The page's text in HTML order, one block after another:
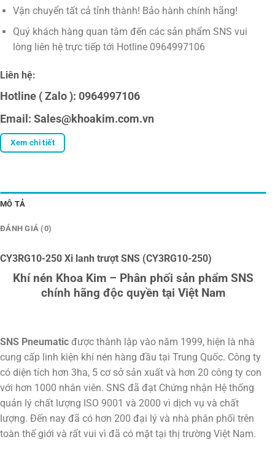
Vận chuyển tất cả tỉnh thành! Bảo hành chính hãng!
Quý khách hàng quan tâm đến các sản phẩm SNS vui
lòng liên hệ trực tiếp tới Hotline 0964997106
Liên hệ:
Hotline ( Zalo ): 0964997106
Email: Sales@khoakim.com.vn
Xem chi tiết
MÔ TẢ
ĐÁNH GIÁ (0)
CY3RG10-250 Xi lanh trượt SNS (CY3RG10-250)
Khí nén Khoa Kim – Phân phối sản phẩm SNS
chính hãng độc quyền tại Việt Nam
SNS Pneumatic được thành lập vào năm 1999, hiện là nhà
cung cấp linh kiện khí nén hàng đầu tại Trung Quốc. Công ty
có diện tích hơn 3ha, 5 cơ sở sản xuất và hơn 20 công ty con
với hơn 1000 nhân viên. SNS đã đạt Chứng nhận Hệ thống
quản lý chất lượng ISO 9001 và 2000 vì dịch vụ và chất
lượng. Đến nay đã có hơn 200 đại lý và nhà phân phối trên
toàn thế giới và rất vui vì đã có mặt tại thị trường Việt Nam.